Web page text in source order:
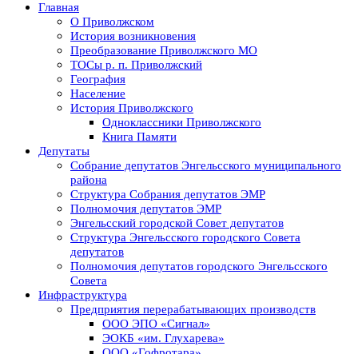
Главная
О Приволжском
История возникновения
Преобразование Приволжского МО
ТОСы р. п. Приволжский
География
Население
История Приволжского
Одноклассники Приволжского
Книга Памяти
Депутаты
Собрание депутатов Энгельсского муниципального
района
Структура Собрания депутатов ЭМР
Полномочия депутатов ЭМР
Энгельсский городской Совет депутатов
Структура Энгельсского городского Совета
депутатов
Полномочия депутатов городского Энгельсского
Совета
Инфраструктура
Предприятия перерабатывающих производств
ООО ЭПО «Сигнал»
ЭОКБ «им. Глухарева»